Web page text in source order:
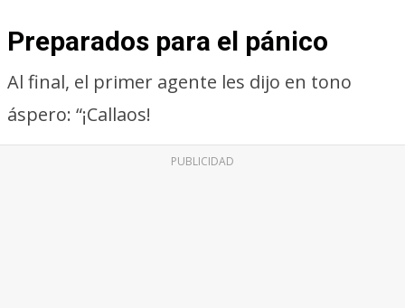
Preparados para el pánico
Al final, el primer agente les dijo en tono
áspero: “¡Callaos!
PUBLICIDAD